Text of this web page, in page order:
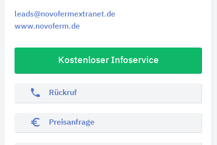
leads@novofermextranet.de
www.novoferm.de
Kostenloser Infoservice
phone Rückruf
euro_symbol Preisanfrage